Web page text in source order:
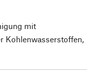
mit
Kohlenwasserstoffen,